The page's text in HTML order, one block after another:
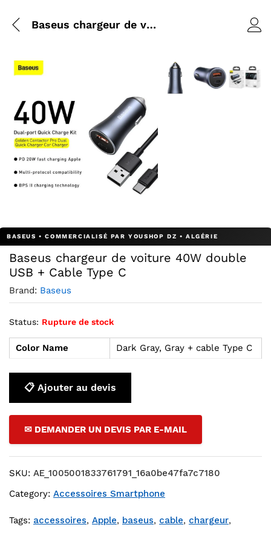
Baseus chargeur de voiture 40W double USB + Cable Type C
Baseus chargeur de voiture 40W double
USB + Cable Type C
Brand: Baseus
Status: Rupture de stock
Color Name Dark Gray, Gray + cable Type C
📋 Ajouter au devis
✉ DEMANDER UN DEVIS PAR E-MAIL
SKU: AE_1005001833761791_16a0be47fa7c7180
Category: Accessoires Smartphone
Tags: accessoires, Apple, baseus, cable, chargeur,